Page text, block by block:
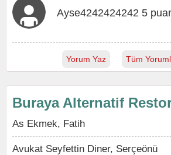
Ayse4242424242 5
Yorum Yaz Tüm
Buraya Alternatif
As Ekmek, Fatih
Avukat Seyfettin Diner, Serçeönü